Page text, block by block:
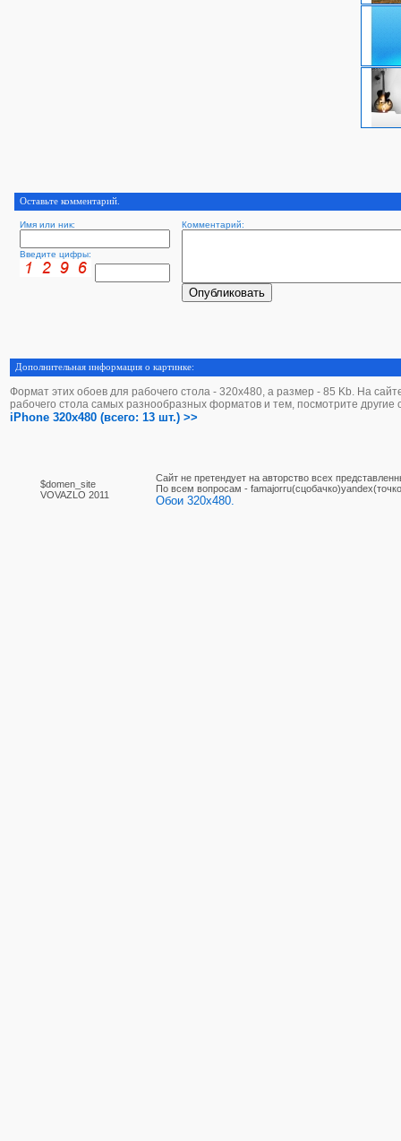
Оставьте комментарий.
Имя или ник: Комментарий:
Введите цифры:
Дополнительная информация о картинке:
Формат этих обоев для рабочего стола - 320х480, а размер - 85 Kb. На
рабочего стола самых разнообразных форматов и тем, посмотрите другие
iPhone 320x480 (всего: 13 шт.) >>
$domen_site
VOVAZLO 2011
Сайт не претендует на авторство всех
По вcем вопросам -
Обои 320x480.